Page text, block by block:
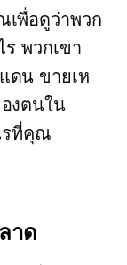
พื่อดูว่าพวก
ร พวกเขา
ดน ขายเห
งตนใน
รที่คุณ
าด